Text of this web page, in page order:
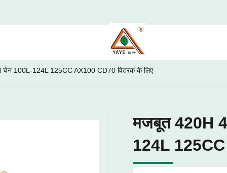
चेन 100L-124L 125CC AX100 CD70 वितरक के लिए
मजबूत 420H
124L